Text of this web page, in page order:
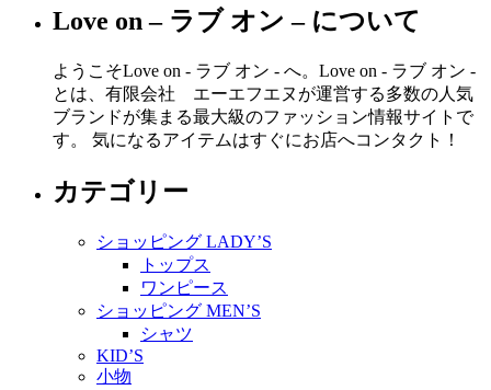
Love on – ラブ オン – について
ようこそLove on - ラブ オン - へ。Love on - ラブ オン -
とは、有限会社 エーエフエヌが運営する多数の人気
ブランドが集まる最大級のファッション情報サイトで
す。 気になるアイテムはすぐにお店へコンタクト！
カテゴリー
ショッピング LADY’S
トップス
ワンピース
ショッピング MEN’S
シャツ
KID’S
小物